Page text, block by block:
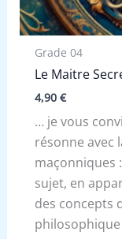
Grade 04
Le Maitre
4,90 €
… je vous
résonne avec
maçonniques
sujet, en
des concepts